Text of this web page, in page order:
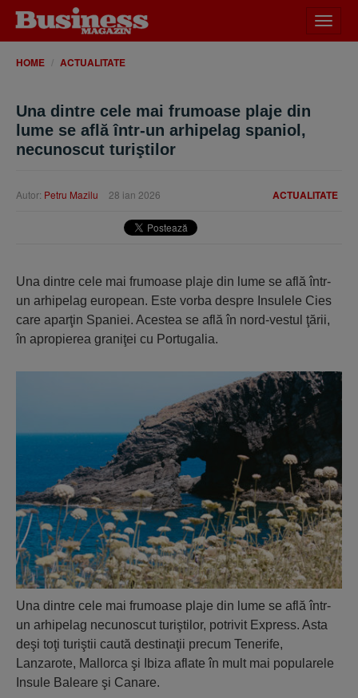
meniu
HOME ACTUALITATE
Una dintre cele mai frumoase plaje din
lume se află într-un arhipelag spaniol,
necunoscut turiştilor
ACTUALITATE
Autor: Petru Mazilu 28 ian 2026
Una dintre cele mai frumoase plaje din lume se află într-
un arhipelag european. Este vorba despre Insulele Cies
care aparţin Spaniei. Acestea se află în nord-vestul ţării,
în apropierea graniţei cu Portugalia.
Una dintre cele mai frumoase plaje din lume se află într-
un arhipelag necunoscut turiştilor, potrivit Express. Asta
deşi toţi turiştii caută destinaţii precum Tenerife,
Lanzarote, Mallorca şi Ibiza aflate în mult mai popularele
Insule Baleare şi Canare.